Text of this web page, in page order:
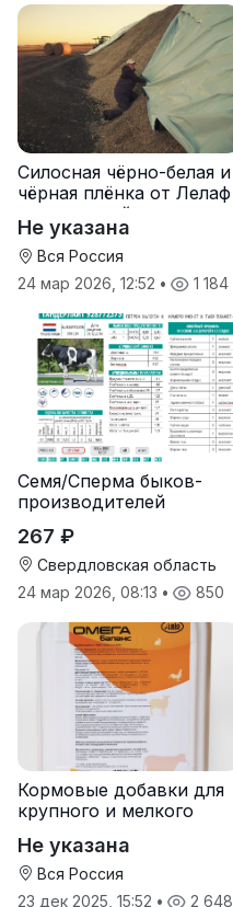
Силосная чёрно-белая и
чёрная плёнка от Лелаф
для траншей и ям
силоса/сенажа
Не указана
Вся Россия
24 мар 2026, 12:52 • 1 184
Семя/Сперма быков-
производителей
267 ₽
Свердловская область
24 мар 2026, 08:13 • 850
Кормовые добавки для
крупного и мелкого
Не указана
Вся Россия
23 дек 2025, 15:52 • 2 648